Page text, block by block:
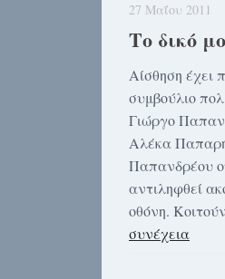
27 Μαΐου 2011
Το δικό
Αίσθηση έχει
συμβούλιο
Γιώργο
Αλέκα
Παπανδρέου
αντιληφθεί
οθόνη.
συνέχεια